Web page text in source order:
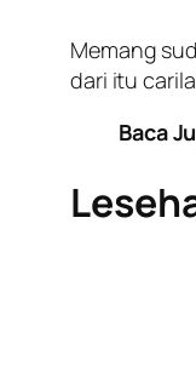
Memang
dari itu
Baca